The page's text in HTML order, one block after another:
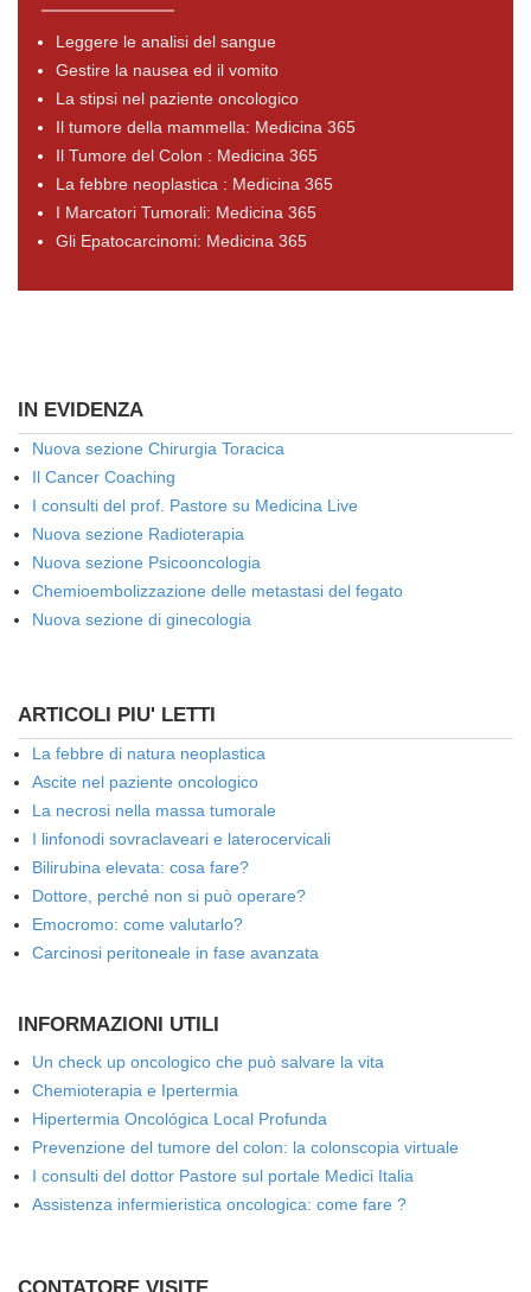
Leggere le analisi del sangue
Gestire la nausea ed il vomito
La stipsi nel paziente oncologico
Il tumore della mammella: Medicina 365
Il Tumore del Colon : Medicina 365
La febbre neoplastica : Medicina 365
I Marcatori Tumorali: Medicina 365
Gli Epatocarcinomi: Medicina 365
IN EVIDENZA
Nuova sezione Chirurgia Toracica
Il Cancer Coaching
I consulti del prof. Pastore su Medicina Live
Nuova sezione Radioterapia
Nuova sezione Psicooncologia
Chemioembolizzazione delle metastasi del fegato
Nuova sezione di ginecologia
ARTICOLI PIU' LETTI
La febbre di natura neoplastica
Ascite nel paziente oncologico
La necrosi nella massa tumorale
I linfonodi sovraclaveari e laterocervicali
Bilirubina elevata: cosa fare?
Dottore, perché non si può operare?
Emocromo: come valutarlo?
Carcinosi peritoneale in fase avanzata
INFORMAZIONI UTILI
Un check up oncologico che può salvare la vita
Chemioterapia e Ipertermia
Hipertermia Oncológica Local Profunda
Prevenzione del tumore del colon: la colonscopia virtuale
I consulti del dottor Pastore sul portale Medici Italia
Assistenza infermieristica oncologica: come fare ?